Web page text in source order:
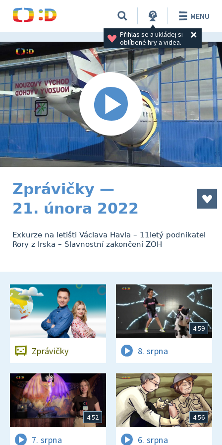
Přihlas se a ukládej si
oblíbené hry a videa.
MENU
Zprávičky —
21. února 2022
Exkurze na letišti Václava Havla – 11letý podnikatel
Rory z Irska – Slavnostní zakončení ZOH
Zprávičky
4:59
8. srpna
4:52
7. srpna
4:56
6. srpna